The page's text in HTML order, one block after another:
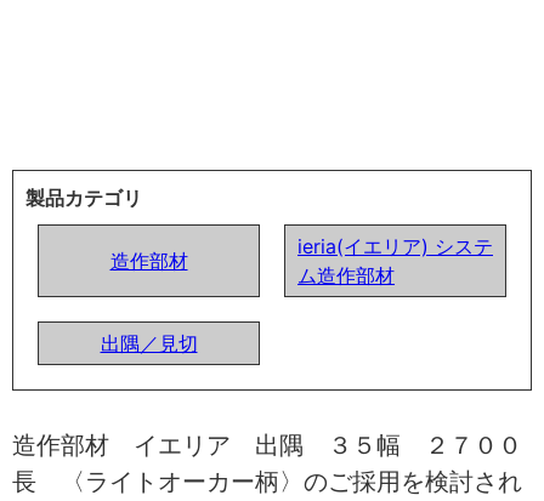
製品カテゴリ
造作部材
ieria(イエリア) システ
ム造作部材
出隅／見切
造作部材 イエリア 出隅 ３５幅 ２７００
長 〈ライトオーカー柄〉のご採用を検討され